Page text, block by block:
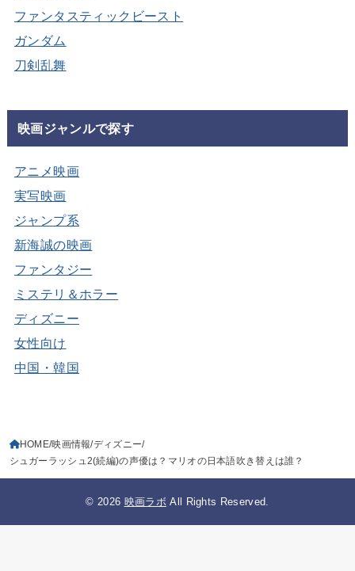
ファンタスティックビースト
ガンダム
刀剣乱舞
映画ジャンルで探す
アニメ映画
実写映画
ジャンプ系
新海誠の映画
ファンタジー
ミステリ＆ホラー
ディズニー
女性向け
中国・韓国
HOME 映画情報 ディズニー
シュガーラッシュ2(続編)の声優は？マリオの日本語吹き替えは誰？
© 2026 映画ラボ All Rights Reserved.